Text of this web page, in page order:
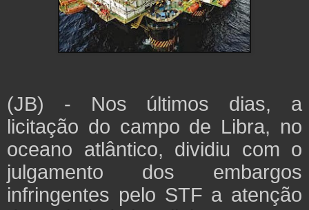
(JB) - Nos últimos dias, a
licitação do campo de Libra, no
oceano atlântico, dividiu com o
julgamento dos embargos
infringentes pelo STF a atenção